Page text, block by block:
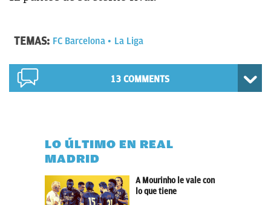
TEMAS: FC Barcelona La Liga
13 COMMENTS
LO ÚLTIMO EN REAL
MADRID
A Mourinho le vale con
lo que tiene